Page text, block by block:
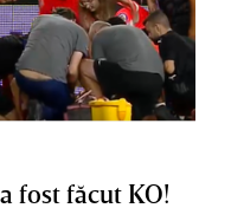
fost făcut KO!